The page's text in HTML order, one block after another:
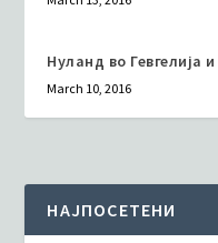
Нуланд во Гевгелија
March 10, 2016
НАЈПОСЕТЕНИ